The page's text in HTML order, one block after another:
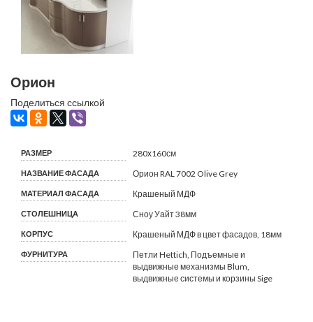
Орион
Поделиться ссылкой
РАЗМЕР 280х160см
НАЗВАНИЕ ФАСАДА Орион RAL 7002 Olive Grey
МАТЕРИАЛ ФАСАДА Крашеный МДФ
СТОЛЕШНИЦА Сноу Уайт 38мм
КОРПУС Крашеный МДФ в цвет фасадов, 18мм
ФУРНИТУРА
Петли Hettich, Подъемные и
выдвижные механизмы Blum,
выдвижные системы и корзины Sige